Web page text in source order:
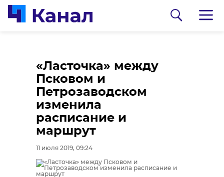
«Ласточка» между
Псковом и
Петрозаводском
изменила
расписание и
маршрут
11 июля 2019, 09:24
0:00
0:00